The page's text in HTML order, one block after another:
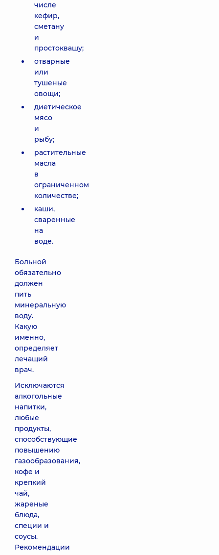
числе
кефир,
сметану
и
простоквашу;
отварные
или
тушеные
овощи;
диетическое
мясо
и
рыбу;
растительные
масла
в
ограниченном
количестве;
каши,
сваренные
на
воде.
Больной
обязательно
должен
пить
минеральную
воду.
Какую
именно,
определяет
лечащий
врач.
Исключаются
алкогольные
напитки,
любые
продукты,
способствующие
повышению
газообразования,
кофе и
крепкий
чай,
жареные
блюда,
специи и
соусы.
Рекомендации